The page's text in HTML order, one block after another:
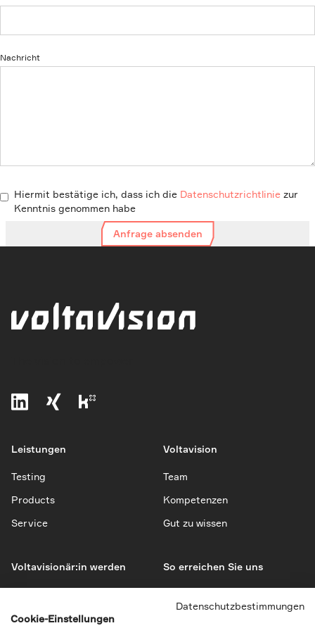
Nachricht
Hiermit bestätige ich, dass ich die Datenschutzrichtliniezur
Kenntnis genommen habe
Anfrage absenden
Leistungen
Testing
Products
Service
Voltavision
Team
Kompetenzen
Gut zu wissen
Voltavisionär:in werden
Bewerbung
So erreichen Sie uns
Datenschutzbestimmungen
Cookie-Einstellungen